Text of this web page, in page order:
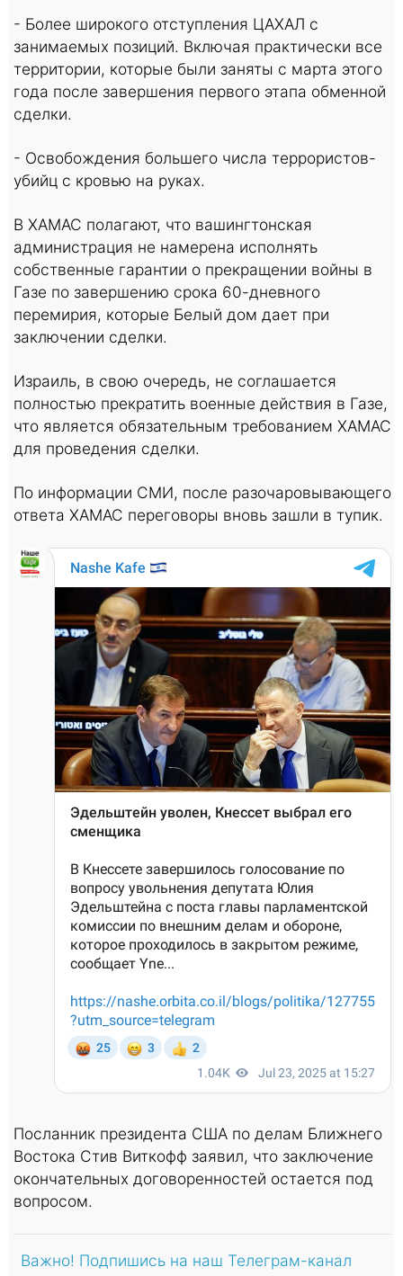
- Более широкого отступления ЦАХАЛ с
занимаемых позиций. Включая практически все
территории, которые были заняты с марта этого
года после завершения первого этапа обменной
сделки.
- Освобождения большего числа террористов-
убийц с кровью на руках.
В ХАМАС полагают, что вашингтонская
администрация не намерена исполнять
собственные гарантии о прекращении войны в
Газе по завершению срока 60-дневного
перемирия, которые Белый дом дает при
заключении сделки.
Израиль, в свою очередь, не соглашается
полностью прекратить военные действия в Газе,
что является обязательным требованием ХАМАС
для проведения сделки.
По информации СМИ, после разочаровывающего
ответа ХАМАС переговоры вновь зашли в тупик.
Посланник президента США по делам Ближнего
Востока Стив Виткофф заявил, что заключение
окончательных договоренностей остается под
вопросом.
Важно! Подпишись на наш Телеграм-канал